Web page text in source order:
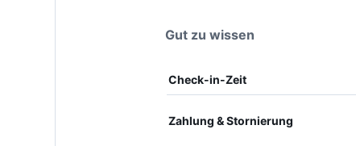
Gut zu wissen
Check-in-Zeit
Zahlung & Stornierung